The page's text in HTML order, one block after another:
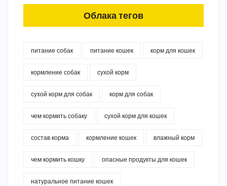
Облака тегов
питание собак питание кошек корм для кошек
кормление собак сухой корм
сухой корм для собак корм для собак
чем кормить собаку сухой корм для кошек
состав корма кормление кошек влажный корм
чем кормить кошку опасные продукты для кошек
натуральное питание кошек